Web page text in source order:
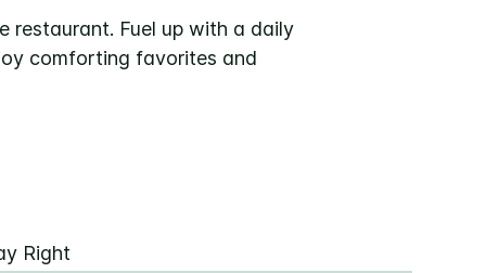
restaurant. Fuel up with a daily
comforting favorites and
Right